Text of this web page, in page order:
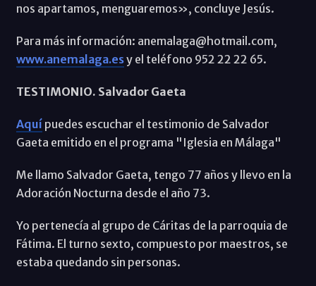
nos apartamos, menguaremos», concluye Jesús.
Para más información: anemalaga@hotmail.com,
www.anemalaga.esy el teléfono 952 22 22 65.
TESTIMONIO. Salvador Gaeta
Aquípuedes escuchar el testimonio de Salvador
Gaeta emitido en el programa "Iglesia en Málaga"
Me llamo Salvador Gaeta, tengo 77 años y llevo en la
Adoración Nocturna desde el año 73.
Yo pertenecía al grupo de Cáritas de la parroquia de
Fátima. El turno sexto, compuesto por maestros, se
estaba quedando sin personas.